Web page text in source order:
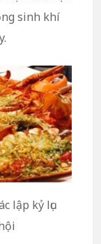
sinh khí
lập kỷ lục